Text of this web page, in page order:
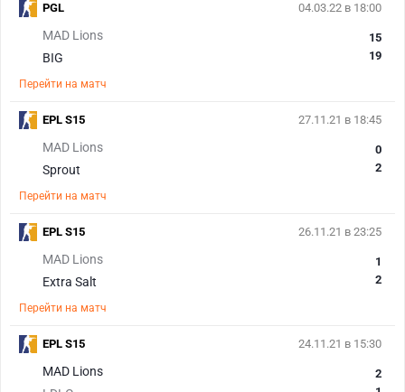
04.03.22 в 18:00
MAD Lions
BIG
15
19
Перейти на матч
PGL
27.11.21 в 18:45
MAD Lions
Sprout
0
2
Перейти на матч
EPL S15
26.11.21 в 23:25
MAD Lions
Extra Salt
1
2
Перейти на матч
EPL S15
24.11.21 в 15:30
MAD Lions
2
EPL S15